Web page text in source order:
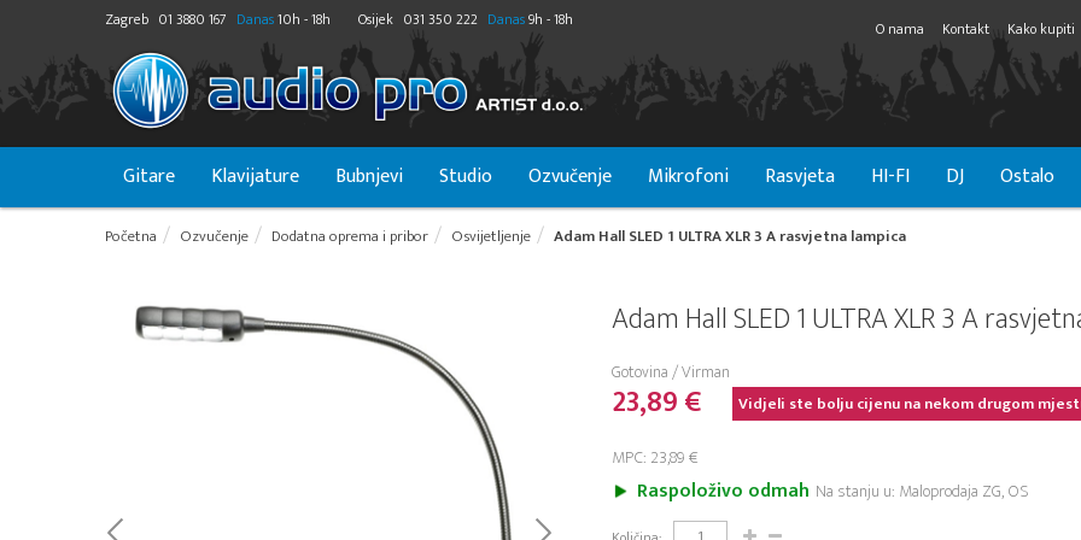
Zagreb 01 3880 167 Danas10h - 18h Osijek 031 350 222 Danas9h - 18h O nama Kontakt Kako kupiti
Gitare Klavijature Bubnjevi Studio Ozvučenje Mikrofoni Rasvjeta HI-FI DJ Ostalo
Početna Ozvučenje Dodatna oprema i pribor Osvijetljenje Adam Hall SLED 1 ULTRA XLR 3 A rasvjetna lampica
Adam Hall SLED 1 ULTRA XLR 3 A
Gotovina / Virman
23,89 € Vidjeli ste bolju cijenu na nekom drugom
MPC: 23,89 €
Raspoloživo odmah Na stanju u: Maloprodaja ZG, OS